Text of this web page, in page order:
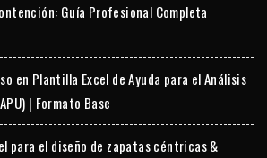
Guía Profesional Completa
en Plantilla Excel de Ayuda para el Análisis
| Formato Base
para el diseño de zapatas céntricas &